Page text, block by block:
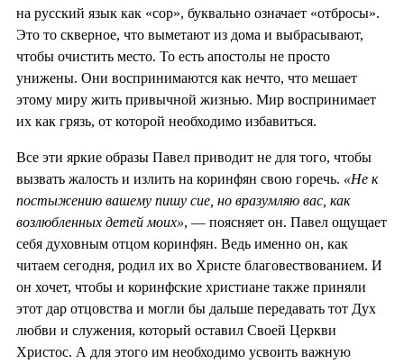
на русский язык как «сор», буквально означает «отбросы».
Это то скверное, что выметают из дома и выбрасывают,
чтобы очистить место. То есть апостолы не просто
унижены. Они воспринимаются как нечто, что мешает
этому миру жить привычной жизнью. Мир воспринимает
их как грязь, от которой необходимо избавиться.
Все эти яркие образы Павел приводит не для того, чтобы
вызвать жалость и излить на коринфян свою горечь. «Не к
постыжению вашему пишу сие, но вразумляю вас, как
возлюбленных детей моих», — поясняет он. Павел ощущает
себя духовным отцом коринфян. Ведь именно он, как
читаем сегодня, родил их во Христе благовествованием. И
он хочет, чтобы и коринфские христиане также приняли
этот дар отцовства и могли бы дальше передавать тот Дух
любви и служения, который оставил Своей Церкви
Христос. А для этого им необходимо усвоить важную